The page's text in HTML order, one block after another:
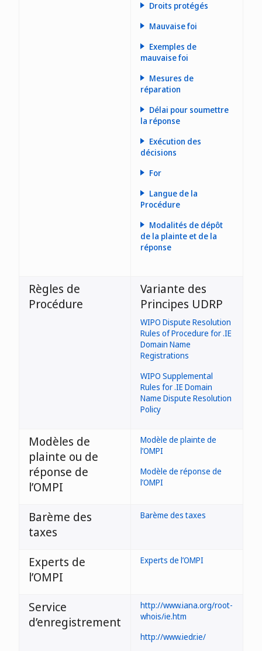
Droits protégés
Irlande
Mauvaise foi
Exemples de
mauvaise foi
diluer la réputation
d’une marque de
commerce ou de
service (paragraphe
2.1.5 du Règlement du
.IE)
- le dépôt intentionnel
demande
d’enregistrement du
nom de domaine
litigieux (paragraphe
2.1.6 du Règlement du
.IE)
Mesures de
réparation
Délai pour soumettre
la réponse
ouvrables
Exécution des
décisions
For
Langue de la
Procédure
Modalités de dépôt
de la plainte et de la
réponse
Règles de
Procédure
Variante des
Principes UDRP
WIPO Dispute Resolution
Rules of Procedure for .IE
Domain Name
Registrations
WIPO Supplemental
Rules for .IE Domain
Name Dispute Resolution
Policy
Modèles de
plainte ou de
réponse de
l’OMPI
Modèle de plainte de
l’OMPI
Modèle de réponse de
l’OMPI
Barème des
taxes
Barème des taxes
Experts de
l’OMPI
Experts de l’OMPI
Service
d’enregistrement
http://www.iana.org/root-
whois/ie.htm
http://www.iedr.ie/